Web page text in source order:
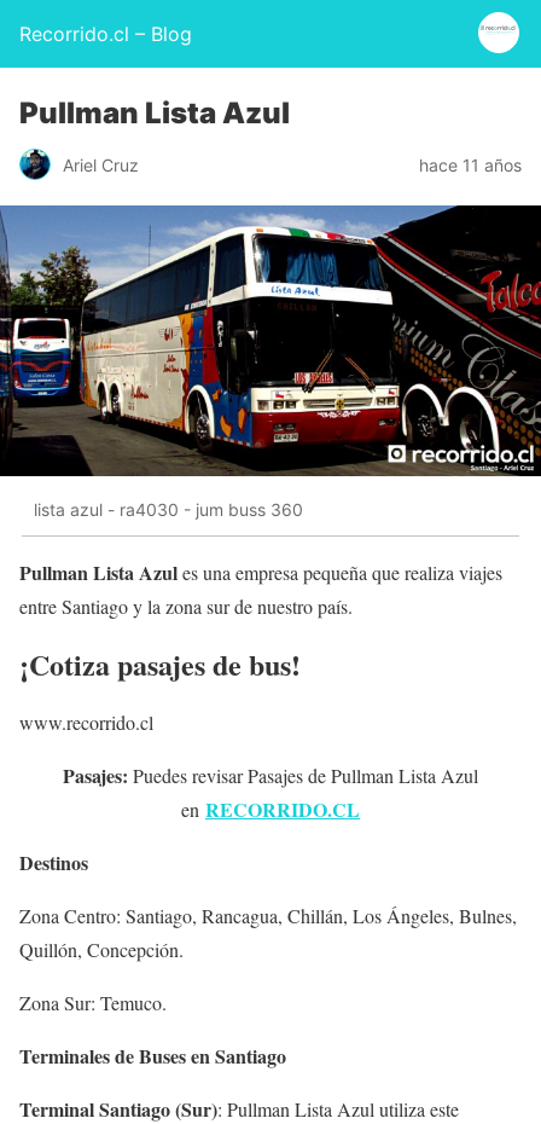
Recorrido.cl – Blog
Pullman Lista Azul
Ariel Cruz hace 11 años
lista azul - ra4030 - jum buss 360
Pullman Lista Azules una empresa pequeña que realiza viajes
entre Santiago y la zona sur de nuestro país.
¡Cotiza pasajes de bus!
www.recorrido.cl
Pasajes: Puedes revisar Pasajes de Pullman Lista Azul
en RECORRIDO.CL
Destinos
Zona Centro: Santiago, Rancagua, Chillán, Los Ángeles, Bulnes,
Quillón, Concepción.
Zona Sur: Temuco.
Terminales de Buses en Santiago
Terminal Santiago (Sur): Pullman Lista Azul utiliza este